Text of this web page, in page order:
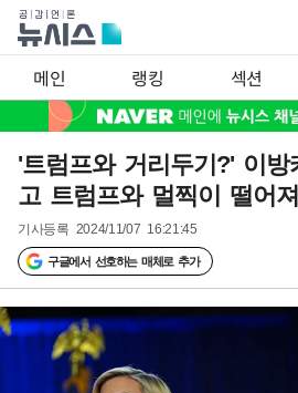
메인 랭킹 섹션
'트럼프와 거리두기?' 이
고 트럼프와 멀찍이 떨어
기사등록 2024/11/07 16:21:45
구글에서 선호하는 매체로 추가